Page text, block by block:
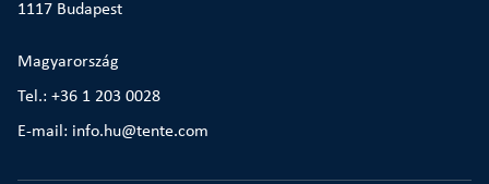
1117 Budapest
Magyarország
Tel.: +36 1 203 0028
E-mail: info.hu@tente.com